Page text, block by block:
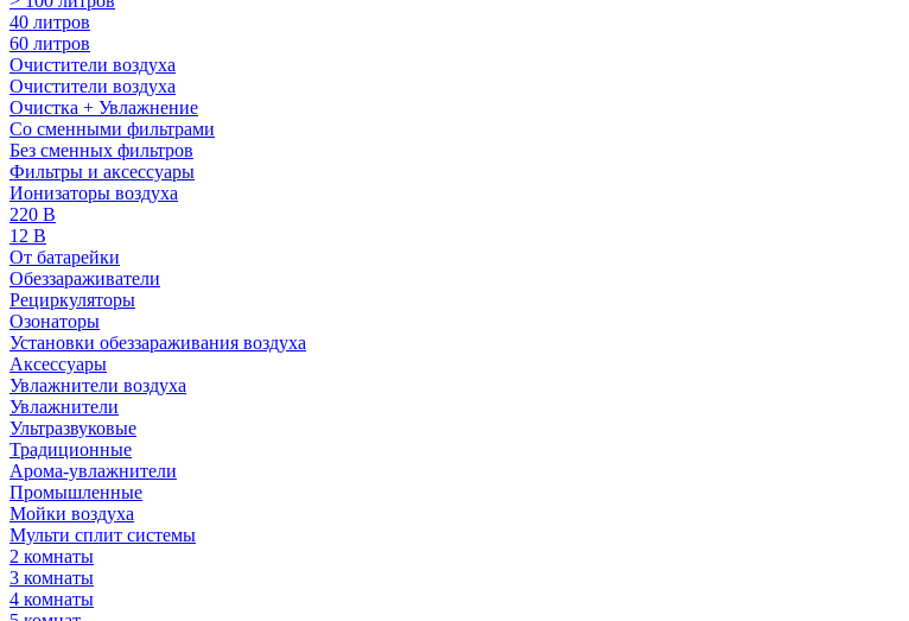
40 литров
60 литров
Очистители воздуха
Очистители воздуха
Очистка + Увлажнение
Cо сменными фильтрами
Без сменных фильтров
Фильтры и аксессуары
Ионизаторы воздуха
220 В
12 В
От батарейки
Обеззараживатели
Рециркуляторы
Озонаторы
Установки обеззараживания воздуха
Аксессуары
Увлажнители воздуха
Увлажнители
Ультразвуковые
Традиционные
Арома-увлажнители
Промышленные
Мойки воздуха
Мульти сплит системы
2 комнаты
3 комнаты
4 комнаты